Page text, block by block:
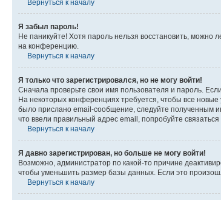
Вернуться к началу
Я забыл пароль!
Не паникуйте! Хотя пароль нельзя восстановить, можно
на конференцию.
Вернуться к началу
Я только что зарегистрировался, но не могу войти!
Сначала проверьте свои имя пользователя и пароль.
На некоторых конференциях требуется, чтобы все
было прислано email-сообщение, следуйте полученным
что ввели правильный адрес email, попробуйте
Вернуться к началу
Я давно зарегистрирован, но больше не могу войти!
Возможно, администратор по какой-то причине
чтобы уменьшить размер базы данных. Если это
Вернуться к началу